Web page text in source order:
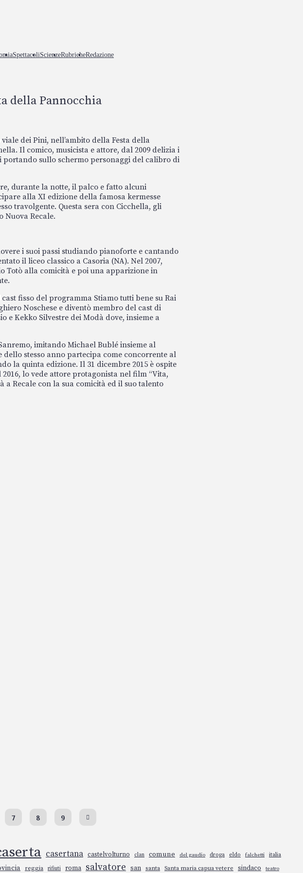
SpettacoliScienzeRubricheRedazione
della Pannocchia
viale dei Pini, nell’ambito della Festa della
Il comico, musicista e attore, dal 2009 delizia i
portando sullo schermo personaggi del calibro di
durante la notte, il palco e fatto alcuni
alla XI edizione della famosa kermesse
travolgente. Questa sera con Cicchella, gli
Nuova Recale.
i suoi passi studiando pianoforte e cantando
il liceo classico a Casoria (NA). Nel 2007,
Totò alla comicità e poi una apparizione in
fisso del programma Stiamo tutti bene su Rai
Noschese e diventò membro del cast di
e Kekko Silvestre dei Modà dove, insieme a
imitando Michael Bublé insieme al
stesso anno partecipa come concorrente al
la quinta edizione. Il 31 dicembre 2015 è ospite
lo vede attore protagonista nel film “Vita,
a Recale con la sua comicità ed il suo talento
7 8 9
casertana castelvolturno clan comune del gaudio droga eldo falchetti italia
reggia rifiuti roma salvatore san santa Santa maria capua vetere sindaco teatro